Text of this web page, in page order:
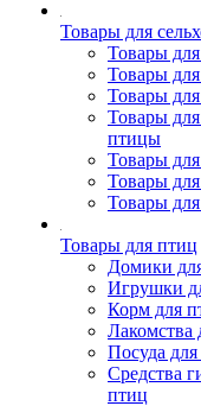
Товары для
Товары
Товары
Товары
Товары
птицы
Товары
Товары
Товары
Товары для птиц
Домики
Игрушки
Корм для
Лакомства
Посуда
Средства
птиц